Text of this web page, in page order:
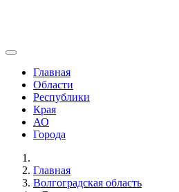
Главная
Области
Республики
Края
АО
Города
Главная
Волгоградская область